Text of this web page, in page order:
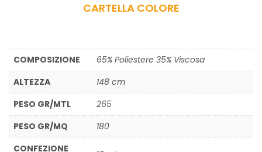
CARTELLA COLORE
COMPOSIZIONE
65% Poliestere 35% Viscosa
ALTEZZA
148 cm
PESO GR/MTL
265
PESO GR/MQ
180
CONFEZIONE